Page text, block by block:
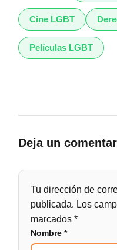
Cine LGBT
Películas LGBT
Deja un
Tu dirección de
publicada. Los
marcados*
Nombre*